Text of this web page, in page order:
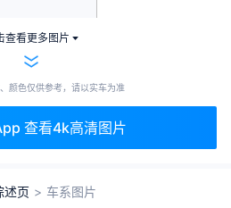
查看更多图片
颜色仅供参考，请以实车为准
查看4k高清图片
述页 > 车系图片